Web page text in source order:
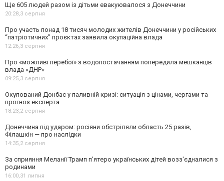
Ще 605 людей разом із дітьми евакуювалося з Донеччини
20:28,3 серпня
Про участь понад 18 тисяч молодих жителів Донеччини у російських
“патріотичних” проєктах заявила окупаційна влада
12:26,3 серпня
Про «можливі перебої» з водопостачанням попередила мешканців
влада «ДНР»
09:25,3 серпня
Окупований Донбас у паливній кризі: ситуація з цінами, чергами та
прогноз експерта
18:23,2 серпня
Донеччина під ударом: росіяни обстріляли область 25 разів,
Філашкін — про наслідки
14:35,2 серпня
За сприяння Меланії Трамп п'ятеро українських дітей возз'єдналися з
родинами
16:00,31 липня